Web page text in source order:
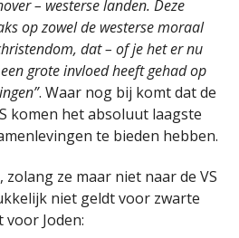
– westerse landen. Deze
op zowel de westerse moraal
dat – of je het er nu
grote invloed heeft gehad op
. Waar nog bij komt dat de
komen het absoluut laagste
te bieden hebben.
zolang ze maar niet naar de VS
niet geldt voor zwarte
Joden: